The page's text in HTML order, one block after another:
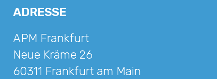
ADRESSE
APM Frankfurt
Neue Kräme 26
60311 Frankfurt am Main